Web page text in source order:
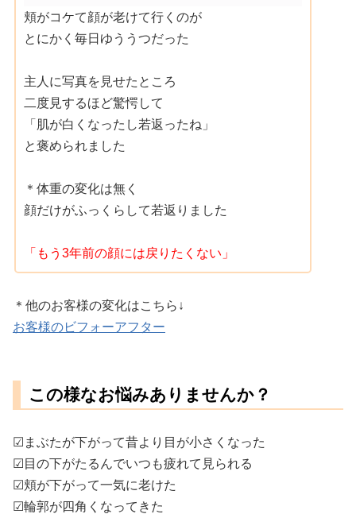
頬がコケて顔が老けて行くのが
とにかく毎日ゆううつだった
主人に写真を見せたところ
二度見するほど驚愕して
「肌が白くなったし若返ったね」
と褒められました
＊体重の変化は無く
顔だけがふっくらして若返りました
「もう3年前の顔には戻りたくない」
＊他のお客様の変化はこちら↓
お客様のビフォーアフター
この様なお悩みありませんか？
☑まぶたが下がって昔より目が小さくなった
☑目の下がたるんでいつも疲れて見られる
☑頬が下がって一気に老けた
☑輪郭が四角くなってきた